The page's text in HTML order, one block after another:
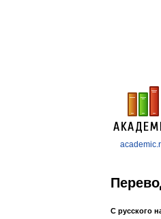
С русского